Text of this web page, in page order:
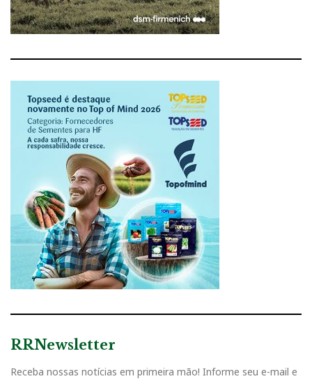
RRNewsletter
Receba nossas notícias em primeira mão! Informe seu e-mail e